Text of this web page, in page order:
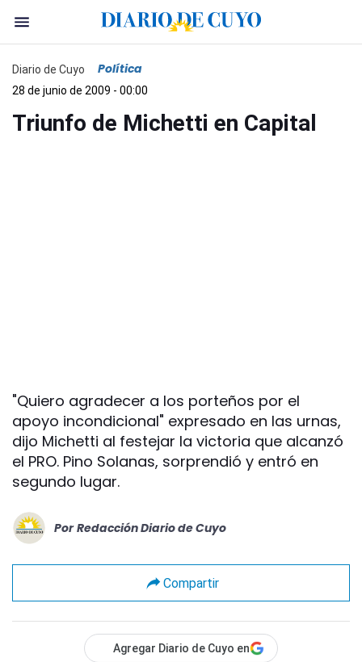
Diario de Cuyo Política
28 de junio de 2009 - 00:00
Triunfo de Michetti en Capital
"Quiero agradecer a los porteños por el
apoyo incondicional" expresado en las urnas,
dijo Michetti al festejar la victoria que alcanzó
el PRO. Pino Solanas, sorprendió y entró en
segundo lugar.
Por Redacción Diario de Cuyo
Compartir
Agregar Diario de Cuyo en